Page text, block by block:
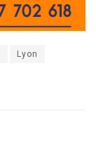
Lyon